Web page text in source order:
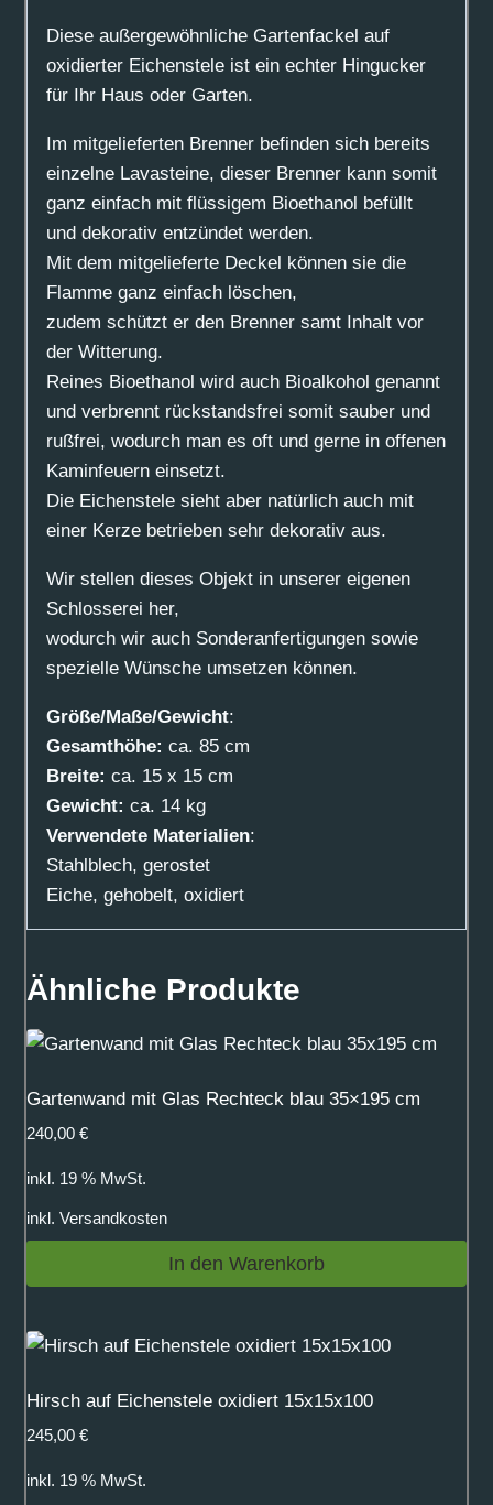
Diese außergewöhnliche Gartenfackel auf
oxidierter Eichenstele ist ein echter Hingucker
für Ihr Haus oder Garten.
Im mitgelieferten Brenner befinden sich bereits
einzelne Lavasteine, dieser Brenner kann somit
ganz einfach mit flüssigem Bioethanol befüllt
und dekorativ entzündet werden.
Mit dem mitgelieferte Deckel können sie die
Flamme ganz einfach löschen,
zudem schützt er den Brenner samt Inhalt vor
der Witterung.
Reines Bioethanol wird auch Bioalkohol genannt
und verbrennt rückstandsfrei somit sauber und
rußfrei, wodurch man es oft und gerne in offenen
Kaminfeuern einsetzt.
Die Eichenstele sieht aber natürlich auch mit
einer Kerze betrieben sehr dekorativ aus.
Wir stellen dieses Objekt in unserer eigenen
Schlosserei her,
wodurch wir auch Sonderanfertigungen sowie
spezielle Wünsche umsetzen können.
Größe/Maße/Gewicht:
Gesamthöhe: ca. 85 cm
Breite: ca. 15 x 15 cm
Gewicht: ca. 14 kg
Verwendete Materialien:
Stahlblech, gerostet
Eiche, gehobelt, oxidiert
Ähnliche Produkte
Gartenwand mit Glas Rechteck blau 35×195 cm
240,00 €
inkl. 19 % MwSt.
inkl. Versandkosten
In den Warenkorb
Hirsch auf Eichenstele oxidiert 15x15x100
245,00 €
inkl. 19 % MwSt.